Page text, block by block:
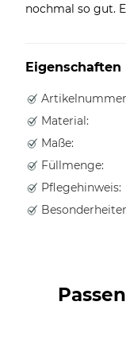
nochmal so gut.
Eigenschaften
Material:
Maße:
Füllmenge:
Pflegehinweis: